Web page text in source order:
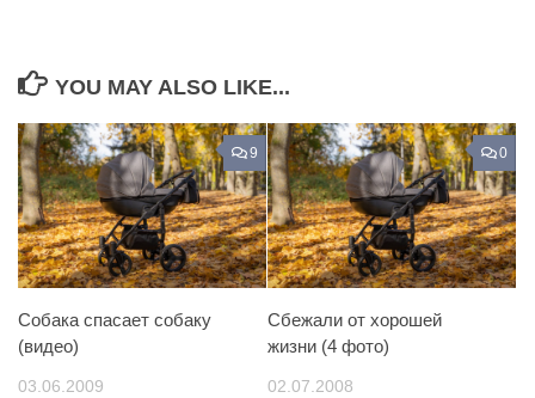
YOU MAY ALSO LIKE...
9
Собака спасает собаку
(видео)
03.06.2009
0
Cбежали от хорошей
жизни (4 фото)
02.07.2008